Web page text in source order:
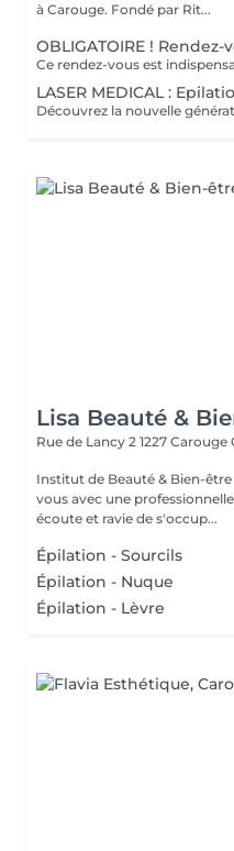
à Carouge. Fondé par Rit...
OBLIGATOIRE ! Rendez-
LASER MEDICAL :
Lisa Beauté &
Rue de Lancy 2 1227 Carouge
Institut de Beauté & Bien-
vous avec une
écoute et ravie de s'occup...
Épilation - Sourcils
Épilation - Nuque
Épilation - Lèvre